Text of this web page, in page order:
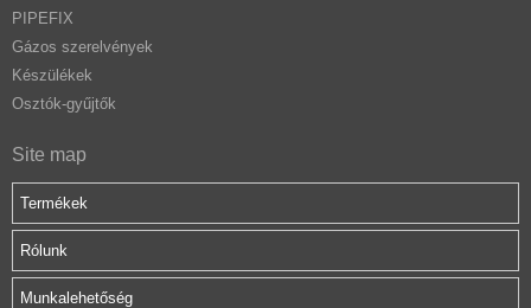
PIPEFIX
Gázos szerelvények
Készülékek
Osztók-gyűjtők
Site map
Termékek
Rólunk
Munkalehetőség